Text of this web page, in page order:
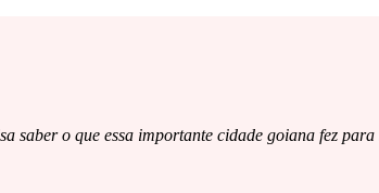
saber o que essa importante cidade goiana fez